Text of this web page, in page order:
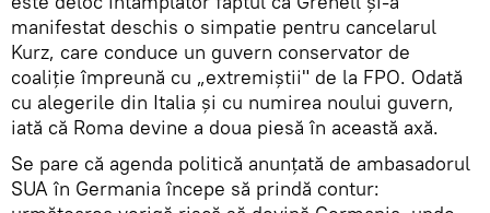
manifestat deschis o simpatie pentru cancelarul
Kurz, care conduce un guvern conservator de
coaliție împreună cu „extremiștii" de la FPO. Odată
cu alegerile din Italia și cu numirea noului guvern,
iată că Roma devine a doua piesă în această axă.
Se pare că agenda politică anunțată de ambasadorul
SUA în Germania începe să prindă contur: